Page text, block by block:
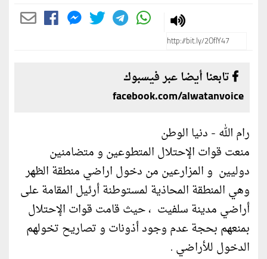
تابعنا أيضا عبر فيسبوك
facebook.com/alwatanvoice
رام الله - دنيا الوطن
منعت قوات الإحتلال المتطوعين و متضامنين
دوليين و المزارعين من دخول اراضي منطقة الظهر
وهي المنطقة المحاذية لمستوطنة أرئيل المقامة على
أراضي مدينة سلفيت ، حيث قامت قوات الإحتلال
بمنعهم بحجة عدم وجود أذونات و تصاريح تخولهم
الدخول للأراضي .